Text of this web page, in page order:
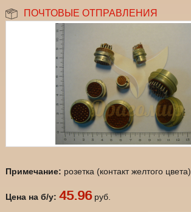
ПОЧТОВЫЕ ОТПРАВЛЕНИЯ
Примечание: розетка (контакт желтого цвета)
Цена на б/у: 45.96руб.